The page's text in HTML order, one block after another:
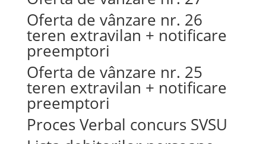
Oferta de vânzare nr. 26
teren extravilan + notificare
preemptori
Oferta de vânzare nr. 25
teren extravilan + notificare
preemptori
Proces Verbal concurs SVSU